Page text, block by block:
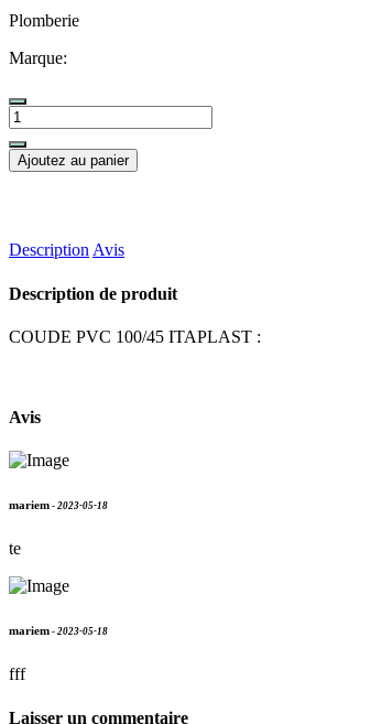
Plomberie
Marque:
Ajoutez au panier
Description Avis
Description de produit
COUDE PVC 100/45 ITAPLAST :
Avis
mariem - 2023-05-18
te
mariem - 2023-05-18
fff
Laisser un commentaire